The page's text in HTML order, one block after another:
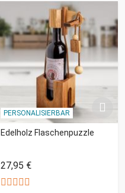
PERSONALISIERBAR
Edelholz Flaschenpuzzle
27,95 €